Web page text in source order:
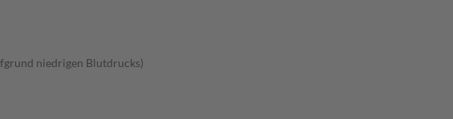
niedrigen Blutdrucks)